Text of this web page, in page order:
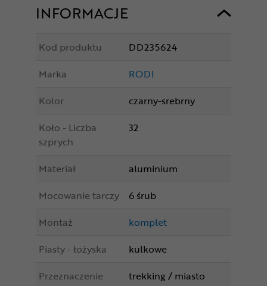
INFORMACJE
Kod produktu
DD235624
Marka
RODI
Kolor
czarny-srebrny
Koło - Liczba
szprych
32
Materiał
aluminium
Mocowanie tarczy
6 śrub
Montaż
komplet
Piasty - łożyska
kulkowe
Przeznaczenie
trekking / miasto